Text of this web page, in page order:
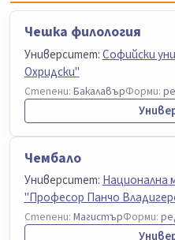
Чешка филология
Университет:Софийски
Охридски"
Степени: БакалавърФорми:
Чембало
Университет: Национална
"Професор Панчо
Степени: МагистърФорми: